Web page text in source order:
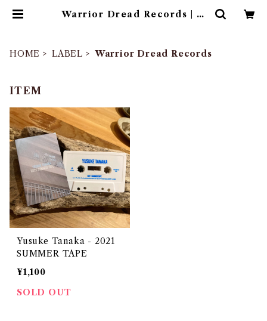
Warrior Dread Records | ゴ
HOME LABEL Warrior Dread Records
ITEM
Yusuke Tanaka - 2021
SUMMER TAPE
¥1,100
SOLD OUT